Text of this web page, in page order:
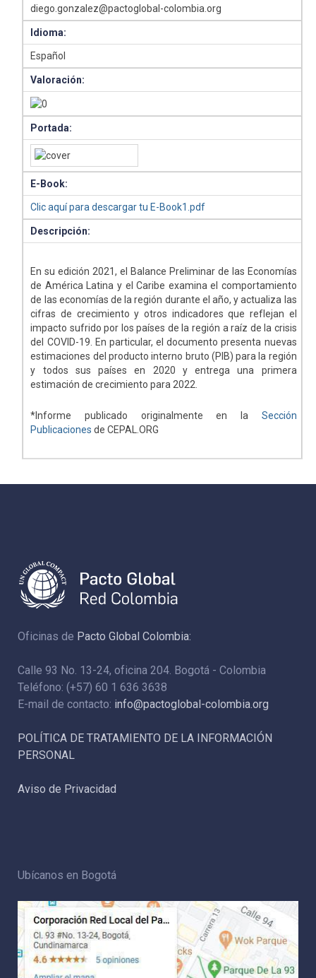
diego.gonzalez@pactoglobal-colombia.org
Idioma:
Español
Valoración:
Portada:
E-Book:
Clic aquí para descargar tu E-Book1.pdf
Descripción:
En su edición 2021, el Balance Preliminar de las Economías
de América Latina y el Caribe examina el comportamiento
de las economías de la región durante el año, y actualiza las
cifras de crecimiento y otros indicadores que reflejan el
impacto sufrido por los países de la región a raíz de la crisis
del COVID-19. En particular, el documento presenta nuevas
estimaciones del producto interno bruto (PIB) para la región
y todos sus países en 2020 y entrega una primera
estimación de crecimiento para 2022.
*Informe publicado originalmente en la Sección
Publicaciones de CEPAL.ORG
Oficinas de Pacto Global Colombia:
Calle 93 No. 13-24, oficina 204. Bogotá - Colombia
Teléfono: (+57) 60 1 636 3638
E-mail de contacto: info@pactoglobal-colombia.org
POLÍTICA DE TRATAMIENTO DE LA INFORMACIÓN
PERSONAL
Aviso de Privacidad
Ubícanos en Bogotá